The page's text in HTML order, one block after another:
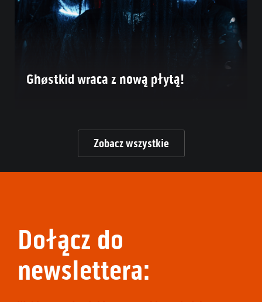
Ghøstkid wraca z nową płytą!
Zobacz wszystkie
Dołącz do
newslettera: